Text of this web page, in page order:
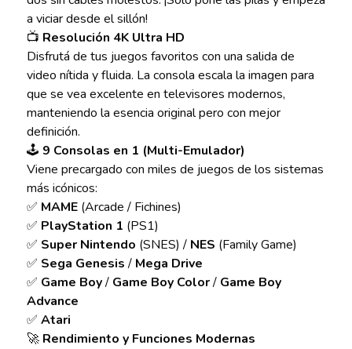
a viciar desde el sillón!
📺 Resolución 4K Ultra HD
Disfrutá de tus juegos favoritos con una salida de
video nítida y fluida. La consola escala la imagen para
que se vea excelente en televisores modernos,
manteniendo la esencia original pero con mejor
definición.
🕹️ 9 Consolas en 1 (Multi-Emulador)
Viene precargado con miles de juegos de los sistemas
más icónicos:
✅ MAME(Arcade / Fichines)
✅ PlayStation 1 (PS1)
✅ Super Nintendo (SNES) / NES (Family Game)
✅ Sega Genesis/ Mega Drive
✅ Game Boy/ Game Boy Color/ Game Boy
Advance
✅ Atari
🚀 Rendimiento y Funciones Modernas